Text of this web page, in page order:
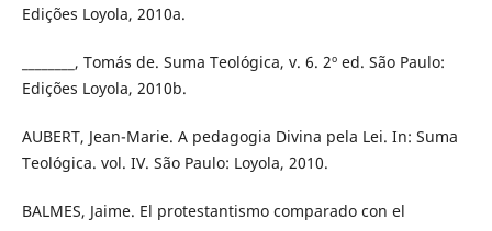
Edições Loyola, 2010a.
________, Tomás de. Suma Teológica, v. 6. 2º ed. São Paulo:
Edições Loyola, 2010b.
AUBERT, Jean-Marie. A pedagogia Divina pela Lei. In: Suma
Teológica. vol. IV. São Paulo: Loyola, 2010.
BALMES, Jaime. El protestantismo comparado con el